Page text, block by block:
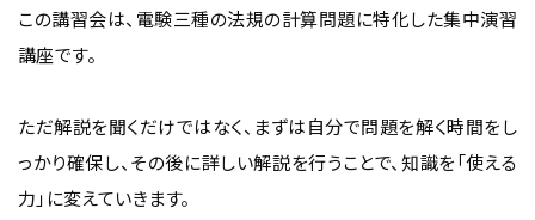
この講習会は、電験三種の法規の計算問題に特化した集中演習
講座です。
ただ解説を聞くだけではなく、まずは自分で問題を解く時間をし
っかり確保し、その後に詳しい解説を行うことで、知識を「使える
力」に変えていきます。